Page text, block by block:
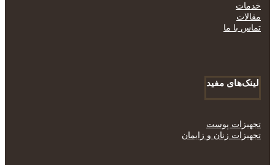
خدمات
مقالات
تماس با ما
لینک‌های مفید
تجهیزات پوست
تجهیزات زنان و زایمان